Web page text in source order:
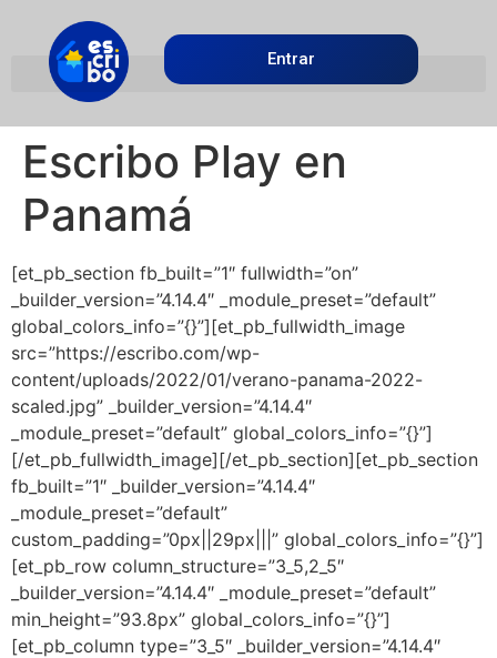
Entrar
Escribo Play en
Panamá
[et_pb_section fb_built=”1″ fullwidth=”on”
_builder_version=”4.14.4″ _module_preset=”default”
global_colors_info=”{}”][et_pb_fullwidth_image
src=”https://escribo.com/wp-
content/uploads/2022/01/verano-panama-2022-
scaled.jpg” _builder_version=”4.14.4″
_module_preset=”default” global_colors_info=”{}”]
[/et_pb_fullwidth_image][/et_pb_section][et_pb_section
fb_built=”1″ _builder_version=”4.14.4″
_module_preset=”default”
custom_padding=”0px||29px|||” global_colors_info=”{}”]
[et_pb_row column_structure=”3_5,2_5″
_builder_version=”4.14.4″ _module_preset=”default”
min_height=”93.8px” global_colors_info=”{}”]
[et_pb_column type=”3_5″ _builder_version=”4.14.4″